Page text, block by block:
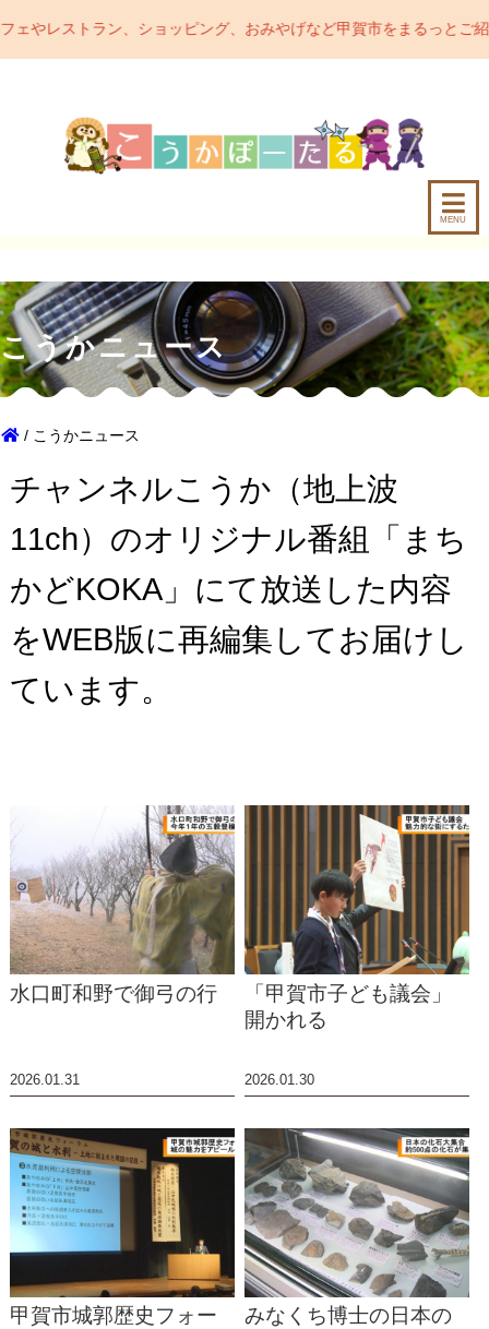
ング、おみやげなど甲賀市をまるっとご紹介するポータルサイ
MENU
こうかニュース
/ こうかニュース
チャンネルこうか（地上波
11ch）のオリジナル番組「まち
かどKOKA」にて放送した内容
をWEB版に再編集してお届けし
ています。
水口町和野で御弓の行
2026.01.31
「甲賀市子ども議会」
開かれる
2026.01.30
甲賀市城郭歴史フォー
みなくち博士の日本の